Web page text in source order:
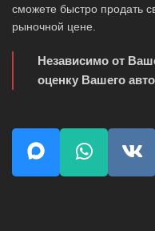
сможете быстро продать
рыночной цене.
Независимо от
оценку Вашего